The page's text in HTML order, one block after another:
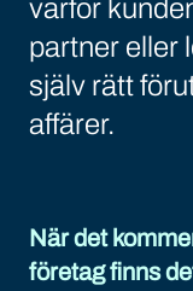
varför
partner eller
själv rätt
affärer.
När det
företag finns